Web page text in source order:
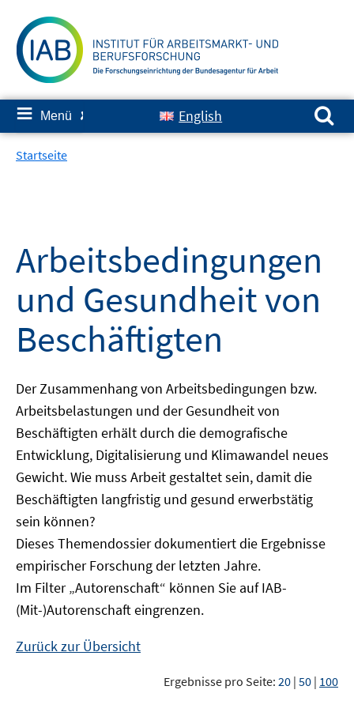
zum
Inhalt
≡ Menü ✘ English
Suchen nach:
Startseite
Arbeitsbedingungen
und Gesundheit von
Beschäftigten
Der Zusammenhang von Arbeitsbedingungen bzw.
Arbeitsbelastungen und der Gesundheit von
Beschäftigten erhält durch die demografische
Entwicklung, Digitalisierung und Klimawandel neues
Gewicht. Wie muss Arbeit gestaltet sein, damit die
Beschäftigten langfristig und gesund erwerbstätig
sein können?
Dieses Themendossier dokumentiert die Ergebnisse
empirischer Forschung der letzten Jahre.
Im Filter „Autorenschaft“ können Sie auf IAB-
(Mit-)Autorenschaft eingrenzen.
Zurück zur Übersicht
Ergebnisse pro Seite: 20 | 50 | 100